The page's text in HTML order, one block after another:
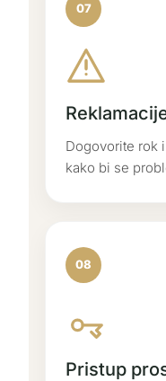
07
Dogovorite rok
kako bi se
08
Pristup